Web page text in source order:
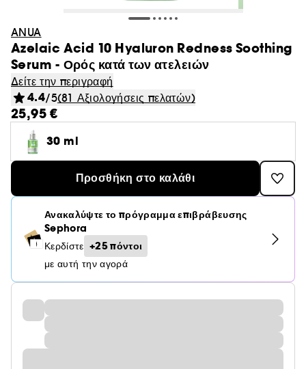
ANUA
Azelaic Acid 10 Hyaluron Redness Soothing
Serum - Ορός κατά των ατελειών
Δείτε την περιγραφή
4.4/5(81 Αξιολογήσεις πελατών)
25,95 €
30 ml
Προσθήκη στο καλάθι
Ανακαλύψτε το πρόγραμμα επιβράβευσης
Sephora
Κερδίστε +25 πόντοι
με αυτή την αγορά